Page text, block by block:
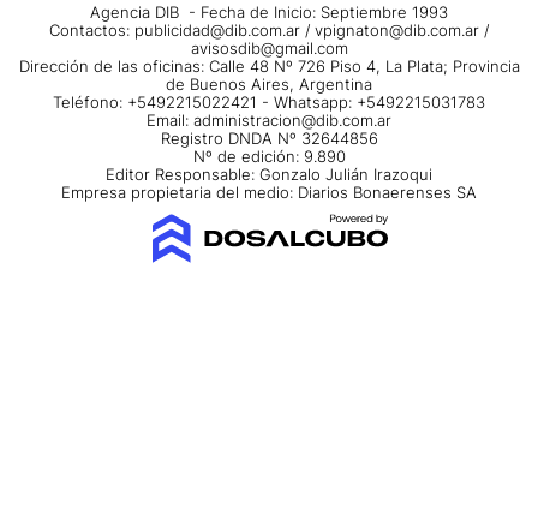
Agencia DIB - Fecha de Inicio: Septiembre 1993
Contactos: publicidad@dib.com.ar / vpignaton@dib.com.ar /
avisosdib@gmail.com
Dirección de las oficinas: Calle 48 Nº 726 Piso 4, La Plata; Provincia
de Buenos Aires, Argentina
Teléfono: +5492215022421 - Whatsapp: +5492215031783
Email: administracion@dib.com.ar
Registro DNDA Nº 32644856
Nº de edición: 9.890
Editor Responsable: Gonzalo Julián Irazoqui
Empresa propietaria del medio: Diarios Bonaerenses SA